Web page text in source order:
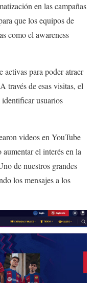
en las campañas
que los equipos de
como el awareness
activas para poder atraer
través de esas visitas, el
usuarios
videos en YouTube
el interés en la
de nuestros grandes
los mensajes a los